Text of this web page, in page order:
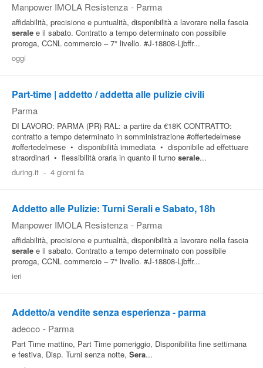
Blog
Offerte
Area
Aziende
Manpower IMOLA Resistenza - Parma
affidabilità, precisione e puntualità, disponibilità a lavorare nella fascia
serale e il sabato. Contratto a tempo determinato con possibile
proroga, CCNL commercio – 7° livello. #J-18808-Ljbffr...
oggi
Part-time | addetto / addetta alle pulizie civili
Parma
DI LAVORO: PARMA (PR) RAL: a partire da €18K CONTRATTO:
contratto a tempo determinato in somministrazione #offertedelmese
#offertedelmese • disponibilità immediata • disponibile ad effettuare
straordinari • flessibilità oraria in quanto il turno serale...
during.it - 4 giorni fa
Addetto alle Pulizie: Turni Serali e Sabato, 18h
Manpower IMOLA Resistenza - Parma
affidabilità, precisione e puntualità, disponibilità a lavorare nella fascia
serale e il sabato. Contratto a tempo determinato con possibile
proroga, CCNL commercio – 7° livello. #J-18808-Ljbffr...
ieri
Addetto/a vendite senza esperienza - parma
adecco - Parma
Part Time mattino, Part Time pomeriggio, Disponibilita fine settimana
e festiva, Disp. Turni senza notte, Sera...